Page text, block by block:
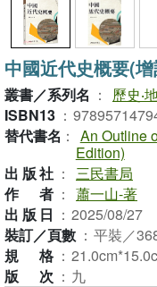
中國近代史概要(
叢書／系列名 ： 歷史‧
ISBN13 ：
替代書名 ： An Outline
Edition)
出版社 ： 三民書局
作者 ： 蕭一山-著
出版日 ： 2025/08/27
裝訂／頁數 ： 平裝／
規格 ：
版次 ： 九